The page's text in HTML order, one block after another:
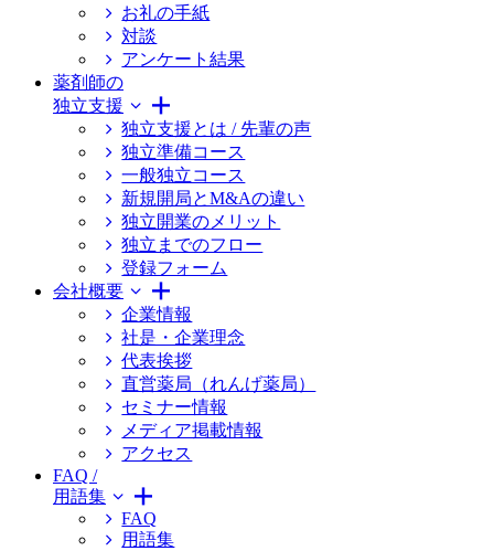
お礼の手紙
対談
アンケート結果
薬剤師の
独立支援
独立支援とは / 先輩の声
独立準備コース
一般独立コース
新規開局とM&Aの違い
独立開業のメリット
独立までのフロー
登録フォーム
会社概要
企業情報
社是・企業理念
代表挨拶
直営薬局（れんげ薬局）
セミナー情報
メディア掲載情報
アクセス
FAQ /
用語集
FAQ
用語集